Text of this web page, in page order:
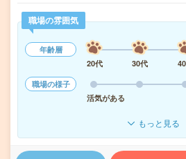
職場の雰囲気
年齢層
20代
30代
職場の様子
活気がある
もっと見る